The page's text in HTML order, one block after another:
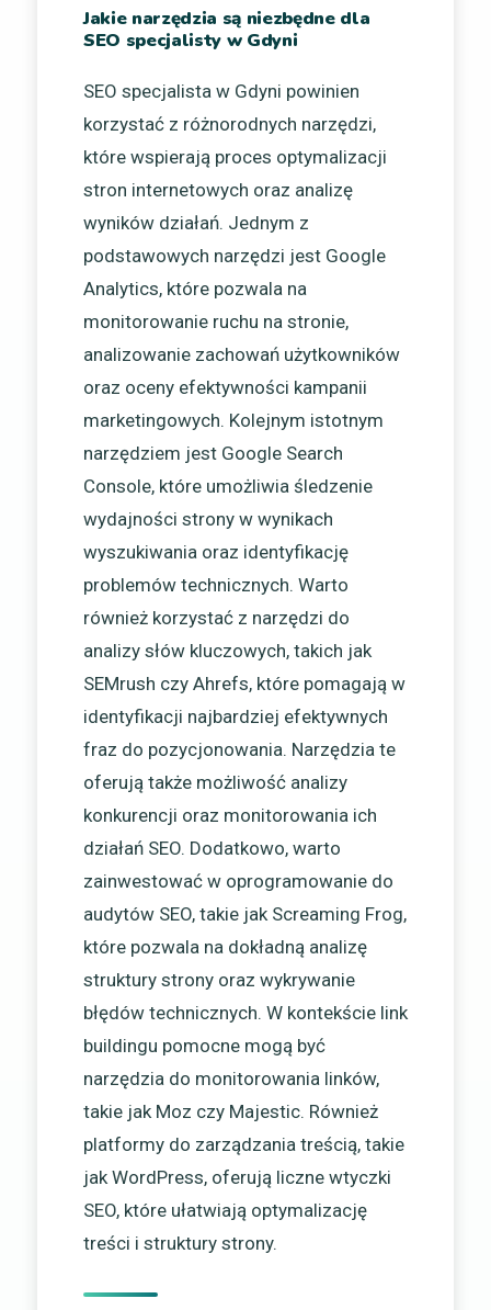
Jakie narzędzia są niezbędne dla
SEO specjalisty w Gdyni
SEO specjalista w Gdyni powinien
korzystać z różnorodnych narzędzi,
które wspierają proces optymalizacji
stron internetowych oraz analizę
wyników działań. Jednym z
podstawowych narzędzi jest Google
Analytics, które pozwala na
monitorowanie ruchu na stronie,
analizowanie zachowań użytkowników
oraz oceny efektywności kampanii
marketingowych. Kolejnym istotnym
narzędziem jest Google Search
Console, które umożliwia śledzenie
wydajności strony w wynikach
wyszukiwania oraz identyfikację
problemów technicznych. Warto
również korzystać z narzędzi do
analizy słów kluczowych, takich jak
SEMrush czy Ahrefs, które pomagają w
identyfikacji najbardziej efektywnych
fraz do pozycjonowania. Narzędzia te
oferują także możliwość analizy
konkurencji oraz monitorowania ich
działań SEO. Dodatkowo, warto
zainwestować w oprogramowanie do
audytów SEO, takie jak Screaming Frog,
które pozwala na dokładną analizę
struktury strony oraz wykrywanie
błędów technicznych. W kontekście link
buildingu pomocne mogą być
narzędzia do monitorowania linków,
takie jak Moz czy Majestic. Również
platformy do zarządzania treścią, takie
jak WordPress, oferują liczne wtyczki
SEO, które ułatwiają optymalizację
treści i struktury strony.